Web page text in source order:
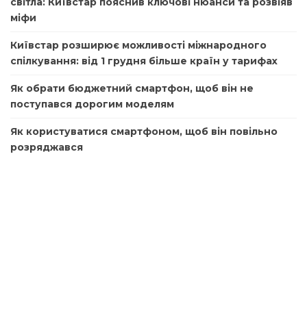
міфи
Київстар розширює можливості міжнародного
спілкування: від 1 грудня більше країн у тарифах
Як обрати бюджетний смартфон, щоб він не
поступався дорогим моделям
Як користуватися смартфоном, щоб він повільно
розряджався